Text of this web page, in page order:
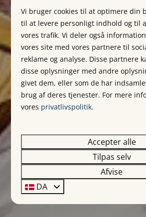
Vi bruger cookies til at optimere din
til at levere personligt indhold og til
vores trafik. Vi deler også
vores site med vores partnere til
reklame og analyse. Disse partnere
disse oplysninger med andre
givet dem, eller som de har
brug af deres tjenester. For mere
vores privatlivspolitik.
Accepter alle
Tilpas selv
Afvise
DA